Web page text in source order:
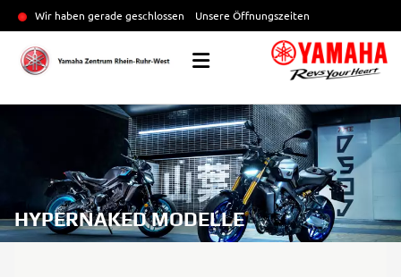
Wir haben gerade geschlossen Unsere Öffnungszeiten
HYPERNAKED MODELLE